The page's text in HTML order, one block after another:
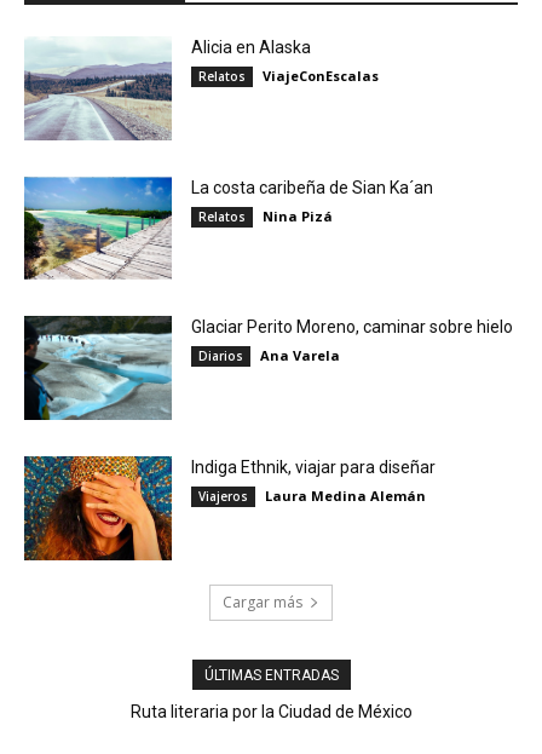
Alicia en Alaska
Relatos ViajeConEscalas
La costa caribeña de Sian Ka´an
Relatos Nina Pizá
Glaciar Perito Moreno, caminar sobre hielo
Diarios Ana Varela
Indiga Ethnik, viajar para diseñar
Viajeros Laura Medina Alemán
Cargar más
ÚLTIMAS ENTRADAS
Ruta literaria por la Ciudad de México